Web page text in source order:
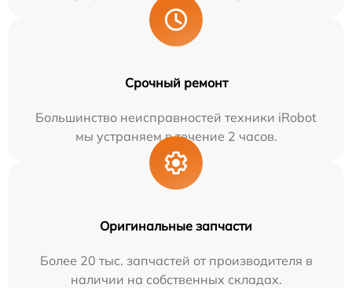
Срочный ремонт
Большинство неисправностей техники iRobot
мы устраняем в течение 2 часов.
Оригинальные запчасти
Более 20 тыс. запчастей от производителя в
наличии на собственных складах.